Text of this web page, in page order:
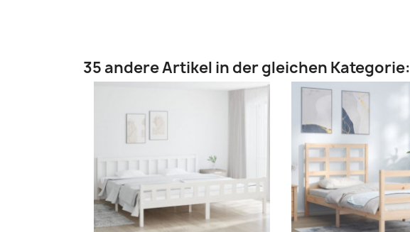
35 andere Artikel in der gleichen Kategorie: